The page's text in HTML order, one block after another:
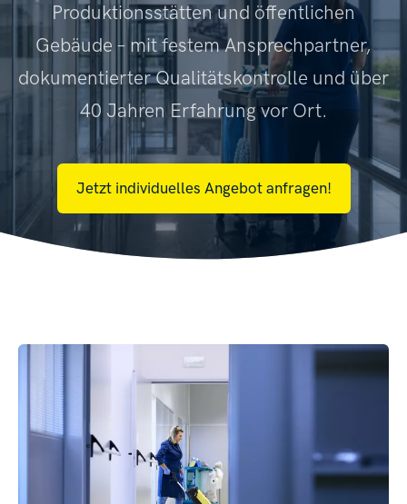
Produktionsstätten und öffentlichen
Gebäude – mit festem Ansprechpartner,
dokumentierter Qualitätskontrolle und über
40 Jahren Erfahrung vor Ort.
Jetzt individuelles Angebot anfragen!